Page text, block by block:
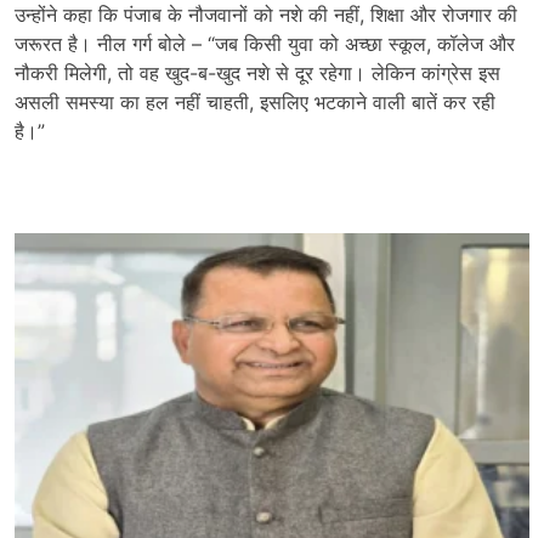
उन्होंने कहा कि पंजाब के नौजवानों को नशे की नहीं, शिक्षा और रोजगार की
जरूरत है। नील गर्ग बोले – “जब किसी युवा को अच्छा स्कूल, कॉलेज और
नौकरी मिलेगी, तो वह खुद-ब-खुद नशे से दूर रहेगा। लेकिन कांग्रेस इस
असली समस्या का हल नहीं चाहती, इसलिए भटकाने वाली बातें कर रही
है।”